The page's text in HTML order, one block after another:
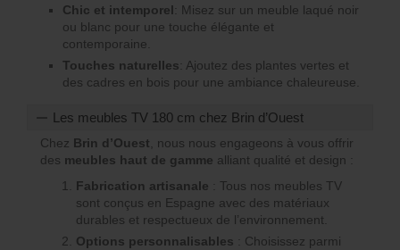
Chic et intemporel : Misez sur un meuble laqué noir
ou blanc pour une touche élégante et
contemporaine.
Touches naturelles : Ajoutez des plantes vertes et
des cadres en bois pour une ambiance chaleureuse.
Les meubles TV 180 cm chez Brin d’Ouest
Chez Brin d’Ouest , nous nous engageons à vous offrir
des meubles haut de gamme alliant qualité et design :
Fabrication artisanale : Tous nos meubles TV
sont conçus en Espagne avec des matériaux
durables et respectueux de l’environnement.
Options personnalisables : Choisissez parmi